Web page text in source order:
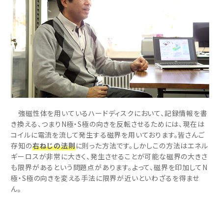
強磁性体を用いているハードディスクにおいて、記録情報を書
き換える、つまりN極・S極の向きを反転させるためには、現在は
コイルに電流を流して発生する磁界を用いております。皆さんご
存知の右ねじの法則に則った方法です。しかしこの方法はエネル
ギーロスが非常に大きく、発生させることが可能な磁界の大きさ
も限界があるという問題点があります。よって、磁界を印加してN
極・S極の向きを変える手法に限界が近いといわざるを得ませ
ん。